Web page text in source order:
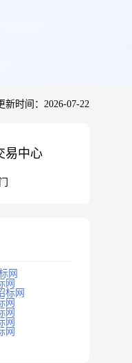
新时间：2026-07-22
易中心
网
网
标网
网
网
网
网